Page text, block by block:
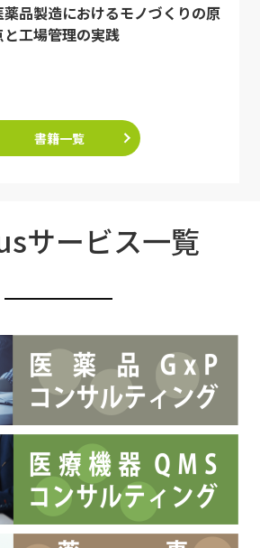
薬品製造におけるモノづくりの原
と工場管理の実践
書籍一覧
サービス一覧